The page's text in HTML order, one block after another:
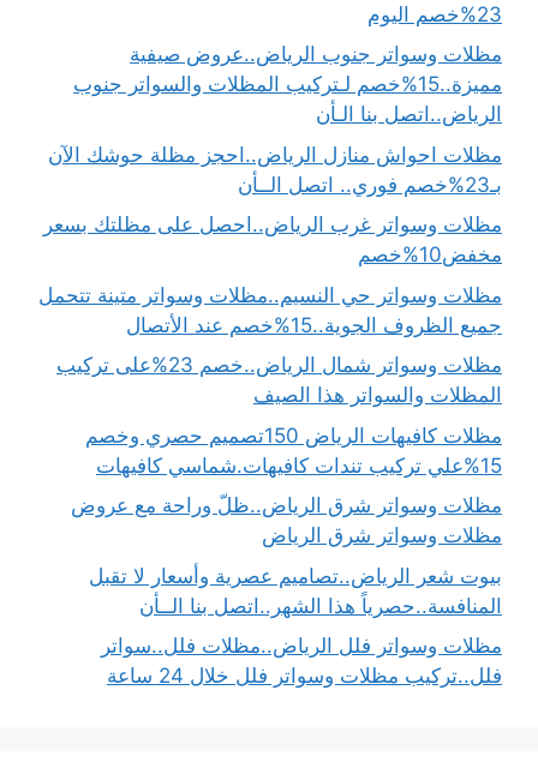
23%خصم اليوم
مظلات وسواتر جنوب الرياض..عروض صيفية
مميزة..15%خصم لـتركيب المظلات والسواتر جنوب
الرياض..اتصل بنا الـأن
مظلات احواش منازل الرياض..احجز مظلة حوشك الآن
بـ23%خصم فوري.. اتصل الــأن
مظلات وسواتر غرب الرياض..احصل على مظلتك بسعر
مخفض10%خصم
مظلات وسواتر حي النسيم..مظلات وسواتر متينة تتحمل
جميع الظروف الجوية..15%خصم عند الأتصال
مظلات وسواتر شمال الرياض..خصم 23%على تركيب
المظلات والسواتر هذا الصيف
مظلات كافيهات الرياض 150تصميم حصري وخصم
15%علي تركيب تندات كافيهات.شماسي كافيهات
مظلات وسواتر شرق الرياض..ظلّ وراحة مع عروض
مظلات وسواتر شرق الرياض
بيوت شعر الرياض..تصاميم عصرية وأسعار لا تقبل
المنافسة..حصرياً هذا الشهر..اتصل بنا الــأن
مظلات وسواتر فلل الرياض..مظلات فلل..سواتر
فلل..تركيب مظلات وسواتر فلل خلال 24 ساعة